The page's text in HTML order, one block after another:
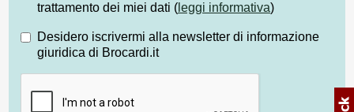
trattamento dei miei dati ( leggi informativa)
Desidero iscrivermi alla newsletter di informazione
giuridica di Brocardi.it